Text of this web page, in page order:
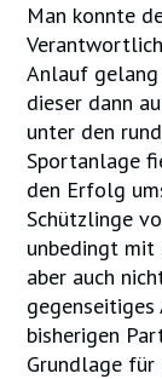
Man konnte
Anlauf gelang
dieser dann
unter den
Sportanlage
den Erfolg
Schützlinge
unbedingt mit
aber auch
bisherigen
Grundlage